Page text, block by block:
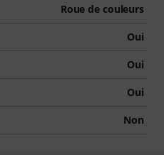
Roue de couleurs
Oui
Oui
Oui
Non